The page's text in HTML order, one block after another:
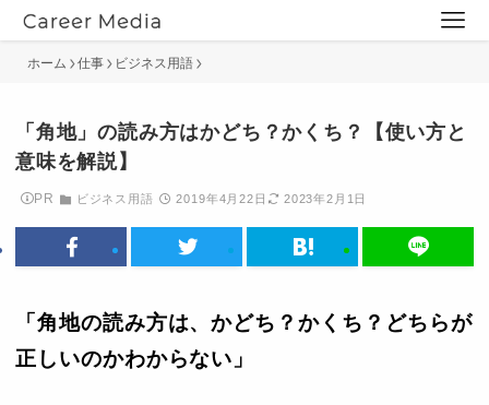
ホーム 仕事 ビジネス用語
「角地」の読み方はかどち？かくち？【使い方と
意味を解説】
PR ビジネス用語 2019年4月22日 2023年2月1日
「角地の読み方は、かどち？かくち？どちらが
正しいのかわからない」